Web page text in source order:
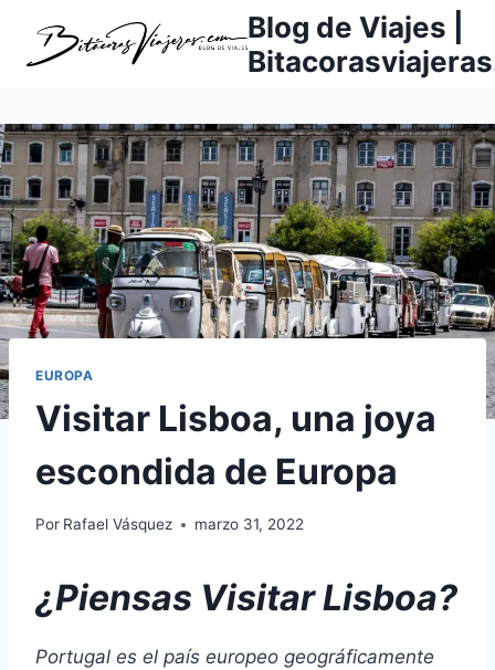
contenido
Blog de Viajes |
EUROPA
Visitar Lisboa, una joya
escondida de Europa
Por Rafael Vásquez marzo 31, 2022
¿Piensas Visitar Lisboa?
Portugal es el país europeo geográficamente